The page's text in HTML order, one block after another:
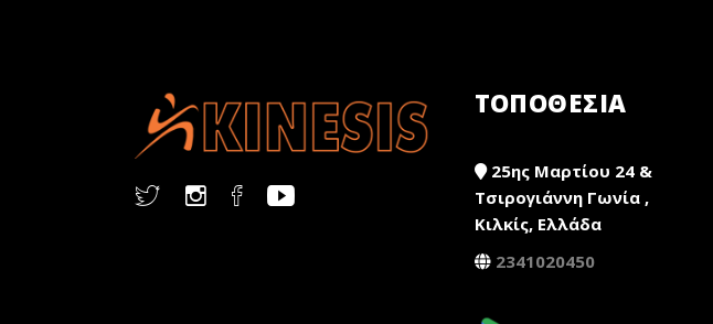
ΤΟΠΟΘΕΣΙΑ
25ης Μαρτίου 24 &
Τσιρογιάννη Γωνία ,
Κιλκίς, Ελλάδα
2341020450